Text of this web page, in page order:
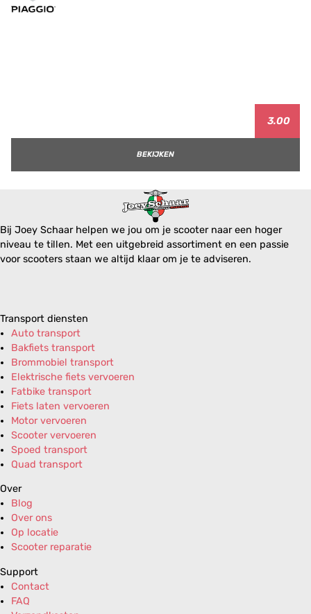
3.00
BEKIJKEN
Bij Joey Schaar helpen we jou om je scooter naar een hoger
niveau te tillen. Met een uitgebreid assortiment en een passie
voor scooters staan we altijd klaar om je te adviseren.
Transport diensten
Auto transport
Bakfiets transport
Brommobiel transport
Elektrische fiets vervoeren
Fatbike transport
Fiets laten vervoeren
Motor vervoeren
Scooter vervoeren
Spoed transport
Quad transport
Over
Blog
Over ons
Op locatie
Scooter reparatie
Support
Contact
FAQ